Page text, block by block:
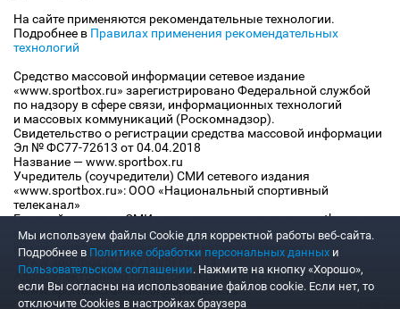
На сайте применяются рекомендательные технологии.
Подробнее в Правилах применения рекомендательных
технологий
Средство массовой информации сетевое издание
«www.sportbox.ru» зарегистрировано Федеральной службой
по надзору в сфере связи, информационных технологий
и массовых коммуникаций (Роскомнадзор).
Свидетельство о регистрации средства массовой информации
Эл № ФС77-72613 от 04.04.2018
Название — www.sportbox.ru
Учредитель (соучредители) СМИ сетевого издания
«www.sportbox.ru»: ООО «Национальный спортивный
телеканал»
Главный редактор СМИ сетевого издания «www.sportbox.ru»:
Конов В.А.
Номер телефона редакции СМИ сетевого издания
«www.sportbox.ru»: +7 (495) 653 8419
Адрес электронной почты редакции СМИ сетевого издания
«www.sportbox.ru»: editor@sportbox.ru
Мы используем файлы Сookie для корректной работы веб-сайта.
Подробнее в Политике обработки персональных данных и
Пользовательском соглашении. Нажмите на кнопку «Хорошо»,
если Вы согласны на использование файлов cookie. Если нет, то
отключите Cookies в настройках браузера